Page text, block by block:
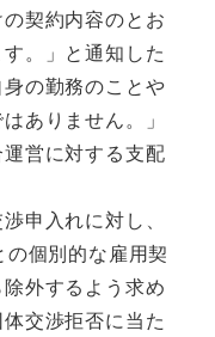
契約内容のとお
。」と通知した
の勤務のことや
ありません。」
営に対する支配
申入れに対し、
個別的な雇用契
外するよう求め
交渉拒否に当た